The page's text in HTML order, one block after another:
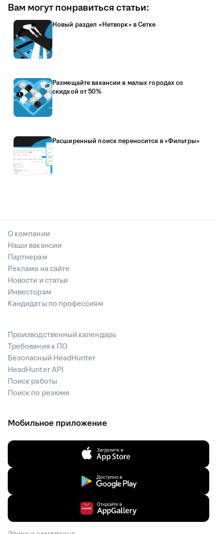
Вам могут понравиться статьи:
Новый раздел «Нетворк» в Сетке
Размещайте вакансии в малых городах со
скидкой от 50%
Расширенный поиск переносится в «Фильтры»
О компании
Наши вакансии
Партнерам
Реклама на сайте
Новости и статьи
Инвесторам
Кандидаты по профессиям
Производственный календарь
Требования к ПО
Безопасный HeadHunter
HeadHunter API
Поиск работы
Поиск по резюме
Мобильное приложение